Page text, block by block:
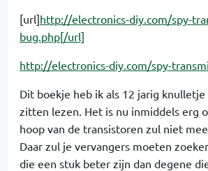
[url]http://electronics-diy.com/spy-
bug.php[/url]
http://electronics-diy.com/spy-
Dit boekje heb ik als 12 jarig
zitten lezen. Het is nu inmiddels erg
hoop van de transistoren zul niet
Daar zul je vervangers moeten
die een stuk beter zijn dan degene